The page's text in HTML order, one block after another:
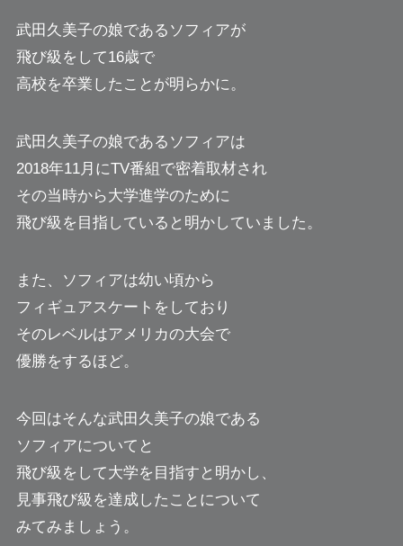
武田久美子の娘である ソフィアが
飛び級をして16歳で
高校を卒業したことが明らかに。
武田久美子の娘であるソフィアは
2018年11月にTV番組で密着取材され
その当時から大学進学のために
飛び級を目指していると明かしていました。
また、ソフィアは幼い頃から
フィギュアスケートをしており
そのレベルはアメリカの大会で
優勝をするほど。
今回はそんな武田久美子の娘である
ソフィアについてと
飛び級をして大学を目指すと明かし、
見事飛び級を達成したことについて
みてみましょう。